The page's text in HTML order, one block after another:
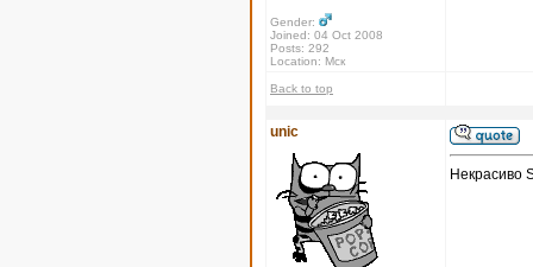
Gender:
Joined: 04 Oct 2008
Posts: 292
Location: Мск
Back to top
unic
Некрасиво